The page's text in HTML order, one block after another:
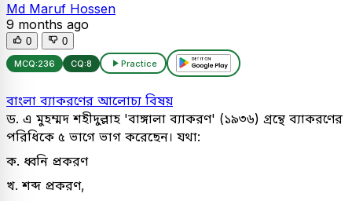
Md Maruf Hossen
9 months ago
0 0
MCQ:236 CQ:8 Practice
বাংলা ব্যাকরণের আলোচ্য বিষয়
ড. এ মুহম্মদ শহীদুল্লাহ 'বাঙ্গালা ব্যাকরণ' (১৯৩৬) গ্রন্থে ব্যাকরণের
পরিধিকে ৫ ভাগে ভাগ করেছেন। যথা:
ক. ধ্বনি প্রকরণ
খ. শব্দ প্রকরণ,